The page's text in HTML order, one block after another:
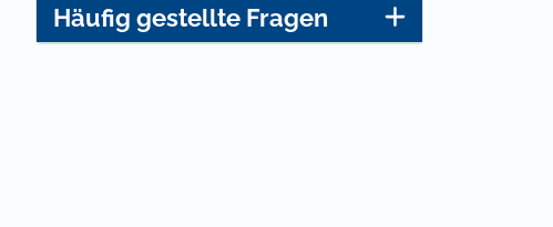
Häufig gestellte Fragen